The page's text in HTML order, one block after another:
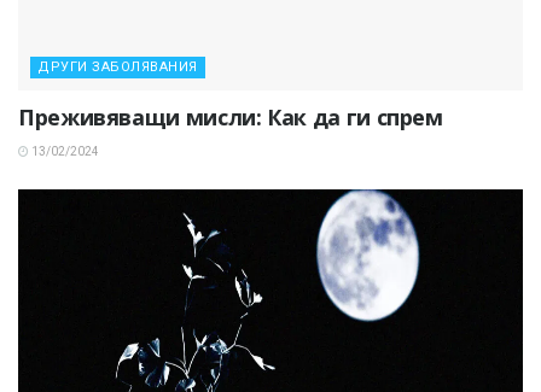
ДРУГИ ЗАБОЛЯВАНИЯ
Преживяващи мисли: Как да ги спрем
13/02/2024